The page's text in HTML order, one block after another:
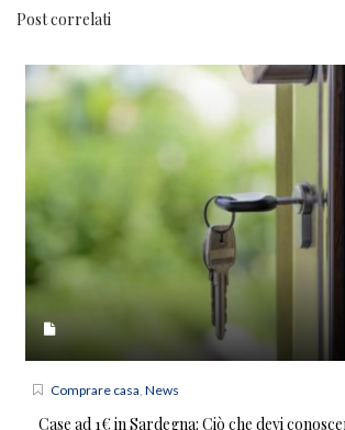
Post correlati
Comprare casa News
Case ad 1€ in Sardegna: Ciò che devi